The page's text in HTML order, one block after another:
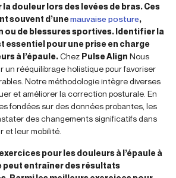
douleur lors des levées de bras. Ces
souvent d’unemauvaise posture,
ou de blessures sportives. Identifier la
essentiel pour une prise en charge
à l’épaule.Chez Pulse Align Nous
un rééquilibrage holistique pour favoriser
Notre méthodologie intègre diverses
et améliorer la correction posturale. En
fondées sur des données probantes, les
des changements significatifs dans
et leur mobilité.
pour les douleurs à l’épaule à
peut entraîner des résultats